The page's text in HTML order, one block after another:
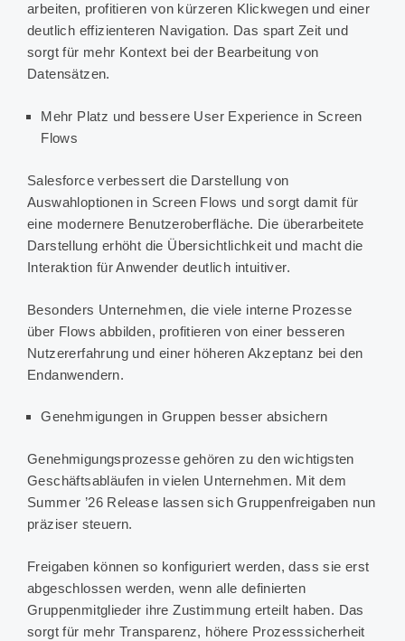
arbeiten, profitieren von kürzeren Klickwegen und einer
deutlich effizienteren Navigation. Das spart Zeit und
sorgt für mehr Kontext bei der Bearbeitung von
Datensätzen.
Mehr Platz und bessere User Experience in Screen
Flows
Salesforce verbessert die Darstellung von
Auswahloptionen in Screen Flows und sorgt damit für
eine modernere Benutzeroberfläche. Die überarbeitete
Darstellung erhöht die Übersichtlichkeit und macht die
Interaktion für Anwender deutlich intuitiver.
Besonders Unternehmen, die viele interne Prozesse
über Flows abbilden, profitieren von einer besseren
Nutzererfahrung und einer höheren Akzeptanz bei den
Endanwendern.
Genehmigungen in Gruppen besser absichern
Genehmigungsprozesse gehören zu den wichtigsten
Geschäftsabläufen in vielen Unternehmen. Mit dem
Summer ’26 Release lassen sich Gruppenfreigaben nun
präziser steuern.
Freigaben können so konfiguriert werden, dass sie erst
abgeschlossen werden, wenn alle definierten
Gruppenmitglieder ihre Zustimmung erteilt haben. Das
sorgt für mehr Transparenz, höhere Prozesssicherheit